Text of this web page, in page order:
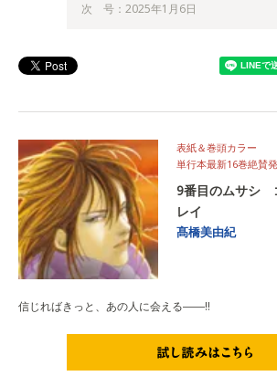
次 号：2025年1月6日
表紙＆巻頭カラー
単行本最新16巻絶賛
9番目のムサシ
レイ
髙橋美由紀
信じればきっと、あの人に会える――!!